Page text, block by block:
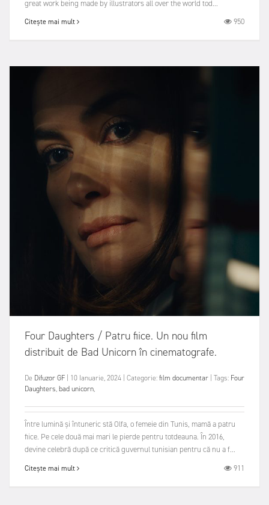
great work being made by illustrators all over the world tod...
Citește mai mult 950
Four Daughters / Patru fiice. Un nou film
distribuit de Bad Unicorn în cinematografe.
De Difuzor GF | 10 Ianuarie, 2024 | Categorie:film documentar | Tags: Four
Daughters,bad unicorn,
Între lumină și întuneric stă Olfa, o femeie din Tunis, mamă a patru
fiice. Pe cele două mai mari le pierde pentru totdeauna. În 2016,
devine celebră după ce critică guvernul tunisian pentru că nu a f...
Citește mai mult 911